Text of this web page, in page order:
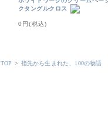
クタングルクロス
0円(税込)
TOP > 指先から生まれた、100の物語